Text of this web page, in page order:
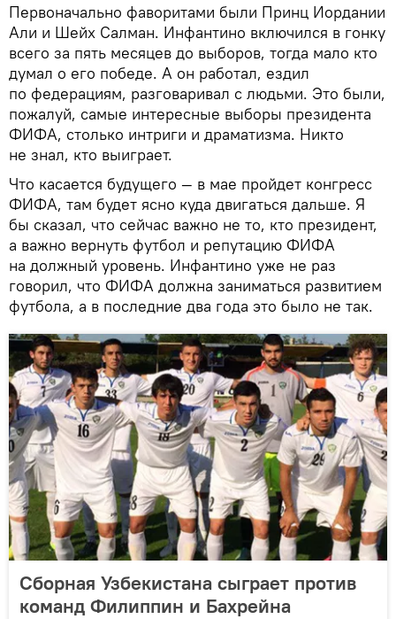
Первоначально фаворитами были Принц Иордании
Али и Шейх Салман. Инфантино включился в гонку
всего за пять месяцев до выборов, тогда мало кто
думал о его победе. А он работал, ездил
по федерациям, разговаривал с людьми. Это были,
пожалуй, самые интересные выборы президента
ФИФА, столько интриги и драматизма. Никто
не знал, кто выиграет.
Что касается будущего — в мае пройдет конгресс
ФИФА, там будет ясно куда двигаться дальше. Я
бы сказал, что сейчас важно не то, кто президент,
а важно вернуть футбол и репутацию ФИФА
на должный уровень. Инфантино уже не раз
говорил, что ФИФА должна заниматься развитием
футбола, а в последние два года это было не так.
Сборная Узбекистана сыграет против
команд Филиппин и Бахрейна